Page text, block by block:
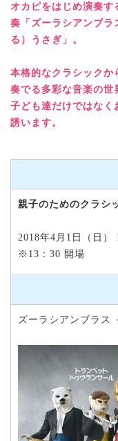
オカピをはじめ演奏す
奏「ズーラシアンブラ
る）うさぎ」。
本格的なクラシックか
奏でる多彩な音楽の世
子ども達だけではなく
誘います。
親子のためのクラシ
2018年4月1日（日）
※13：30 開場
ズーラシアンブラス